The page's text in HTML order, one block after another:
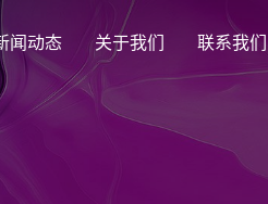
企业营销型
闻动态 关于我们 联系我们